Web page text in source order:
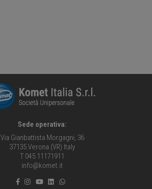
Sede operativa:
Via Gianbattista Morgagni, 36
37135 Verona (VR) Italy
T 045 11171911
info@komet.it